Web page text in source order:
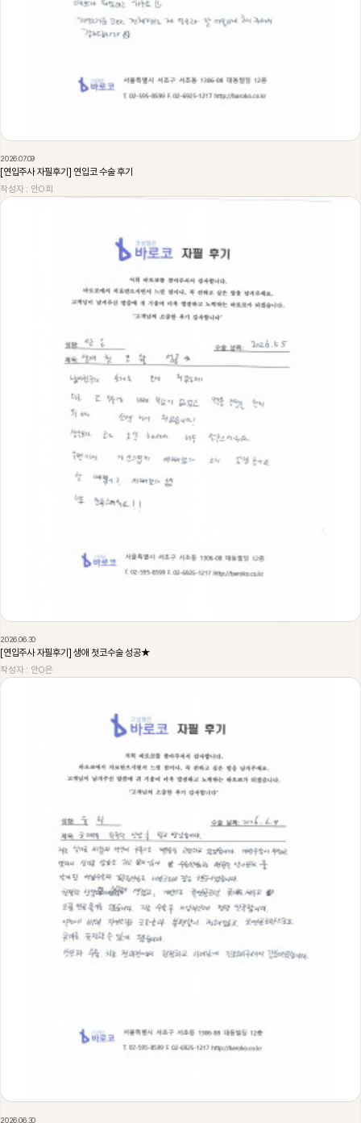
2026.07.09
[연입주사 자필후기] 연입코 수술 후기
작성자 : 안O희
229
2026.06.30
[연입주사 자필후기] 생애 첫코수술 성공★
작성자 : 안O은
228
2026.06.30